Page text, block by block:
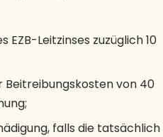
EZB-Leitzinses zuzüglich 10
Beitreibungskosten von 40
falls die tatsächlich